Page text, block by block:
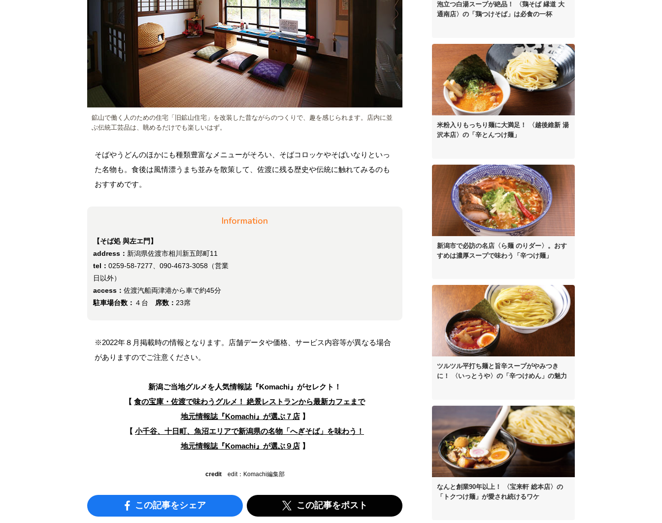
鉱山で働く人のための住宅「旧鉱山住宅」を改装した昔ながらのつくりで、趣を感じられます。店内に並
ぶ伝統工芸品は、眺めるだけでも楽しいはず。
そばやうどんのほかにも種類豊富なメニューがそろい、そばコロッケやそばいなりといっ
た名物も。食後は風情漂うまち並みを散策して、佐渡に残る歴史や伝統に触れてみるのも
おすすめです。
Information
【そば処 與左エ門】
address： 新潟県佐渡市相川新五郎町11
tel： 0259-58-7277、090-4673-3058（営業
日以外）
access： 佐渡汽船両津港から車で約45分
駐車場台数： ４台 席数： 23席
※2022年８月掲載時の情報となります。店舗データや価格、サービス内容等が異なる場合
がありますのでご注意ください。
新潟ご当地グルメを人気情報誌 『Komachi』がセレクト！
【 食の宝庫・佐渡で味わうグルメ！ 絶景レストランから最新カフェまで
地元情報誌『Komachi』が選ぶ７店】
【 小千谷、十日町、魚沼エリアで新潟県の名物「へぎそば」を味わう！
地元情報誌『Komachi』が選ぶ９店】
creditedit：Komachi編集部
この記事をシェア この記事をポスト
泡立つ白湯スープが絶品！
〈鶏そば 縁道 大
通南店〉の 「鶏つけそば」は必食の一杯
米粉入り もっちり麺に大満足！
〈越後維新 湯
沢本店〉の 「辛とんつけ麺」
新潟市で必訪の名店 〈ら麺 のりダー〉。 おす
すめは濃厚スープで味わう「辛つけ麺」
ツルツル平打ち麺と 旨辛スープがやみつき
に！
〈いっとうや〉の 「辛つけめん」の魅力
なんと創業90年以上！
〈宝来軒 総本店〉の
「トクつけ麺」が愛され続けるワケ